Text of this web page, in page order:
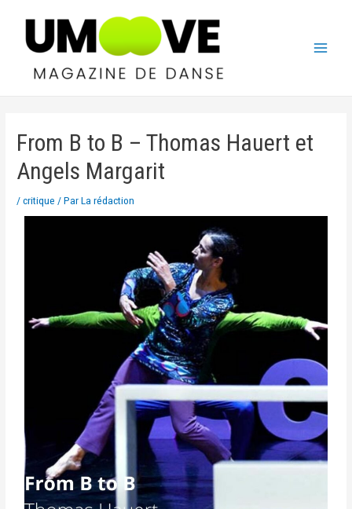
From B to B – Thomas Hauert et
Angels Margarit
/critique / ParLa rédaction